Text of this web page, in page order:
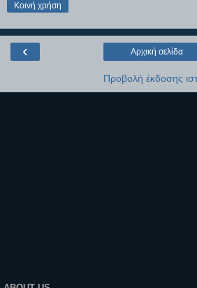
Κοινή χρήση
‹ Αρχική σελίδα
Προβολή έκδοσης